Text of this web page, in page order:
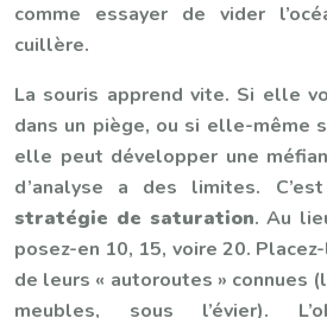
comme essayer de vider
cuillère.
La souris apprend vite. Si elle
dans un piège, ou si elle-même
elle peut développer une
d’analyse a des limites.
stratégie de saturation. Au
posez-en 10, 15, voire 20.
de leurs « autoroutes » connues
meubles, sous l’évier).